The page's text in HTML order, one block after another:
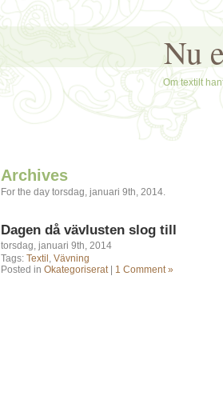
Nu
Om textilt
Archives
For the day torsdag, januari 9th, 2014.
Dagen då vävlusten slog till
torsdag, januari 9th, 2014
Tags: Textil , Vävning
Posted in Okategoriserat| 1 Comment »